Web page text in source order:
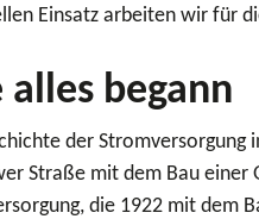
Einsatz arbeiten wir für
begann
der
Straße mit dem Bau einer
die 1922 mit dem